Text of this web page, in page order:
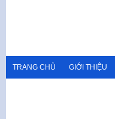
TRANG CHỦ GIỚI THIỆU